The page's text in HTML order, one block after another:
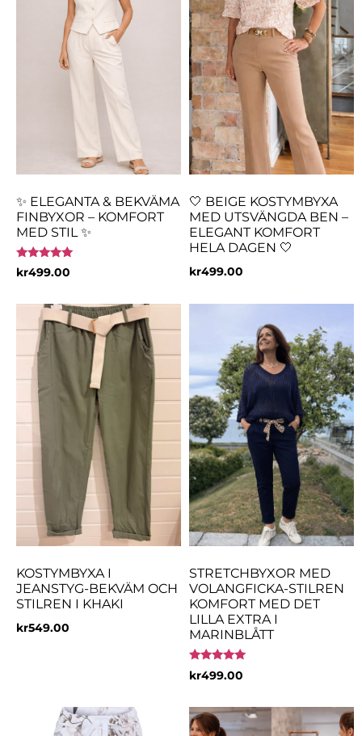
✨ ELEGANTA & BEKVÄMA
FINBYXOR – KOMFORT
MED STIL ✨
Betygsatt
5.00
kr499.00
🤍 BEIGE KOSTYMBYXA
MED UTSVÄNGDA BEN –
ELEGANT KOMFORT
HELA DAGEN 🤍
kr499.00
KOSTYMBYXA I
JEANSTYG-BEKVÄM OCH
STILREN I KHAKI
kr549.00
STRETCHBYXOR MED
VOLANGFICKA-STILREN
KOMFORT MED DET
LILLA EXTRA I
MARINBLÅTT
Betygsatt
5.00
kr499.00